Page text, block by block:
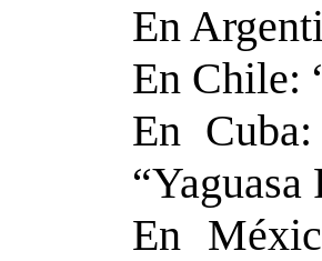
En
En Chile:
En
“Yaguasa
En